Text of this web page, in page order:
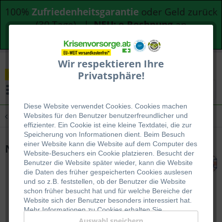
100% Zufriedenheitsgarantie oder Geld zurück
(30 Tage) |NEU: e-Rechnungan
Bundesdienststellen
Wir respektieren Ihre
Privatsphäre!
Diese Website verwendet Cookies. Cookies machen
Websites für den Benutzer benutzerfreundlicher und
effizienter. Ein Cookie ist eine kleine Textdatei, die zur
Speicherung von Informationen dient. Beim Besuch
einer Website kann die Website auf dem Computer des
Website-Besuchers ein Cookie platzieren. Besucht der
Benutzer die Website später wieder, kann die Website
die Daten des früher gespeicherten Cookies auslesen
und so z.B. feststellen, ob der Benutzer die Website
schon früher besucht hat und für welche Bereiche der
Website sich der Benutzer besonders interessiert hat.
Mehr Informationen zu Cookies erhalten Sie
Übersicht Survival / Outdoor
Notfall - Nähset